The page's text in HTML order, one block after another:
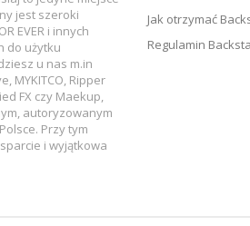
jest szeroki
EVER i innych
do użytku
u nas m.in
MYKITCO, Ripper
FX czy Maekup,
autoryzowanym
Przy tym
i wyjątkowa
Jak otrzymać
Regulamin